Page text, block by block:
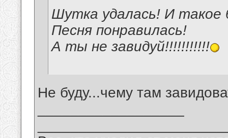
Шутка удалась! И такое
Песня понравилась!
А ты не завидуй!!!!!!!!!!!
Не буду...чему там